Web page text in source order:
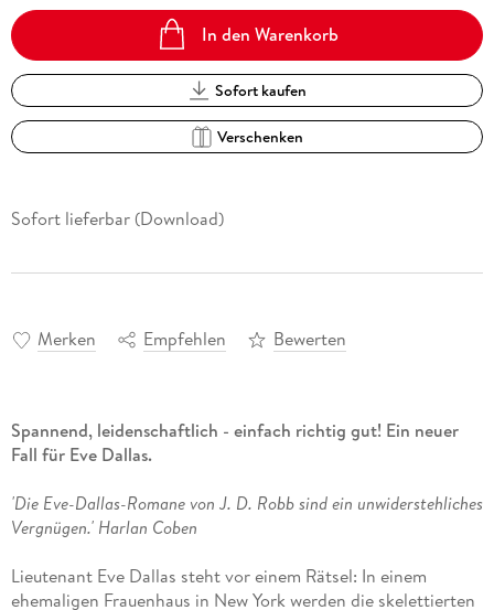
In den Warenkorb
Sofort kaufen
Verschenken
Sofort lieferbar (Download)
Merken Empfehlen Bewerten
Spannend, leidenschaftlich - einfach richtig gut! Ein neuer
Fall für Eve Dallas.
'Die Eve-Dallas-Romane von J. D. Robb sind ein unwiderstehliches
Vergnügen.' Harlan Coben
Lieutenant Eve Dallas steht vor einem Rätsel: In einem
ehemaligen Frauenhaus in New York werden die skelettierten